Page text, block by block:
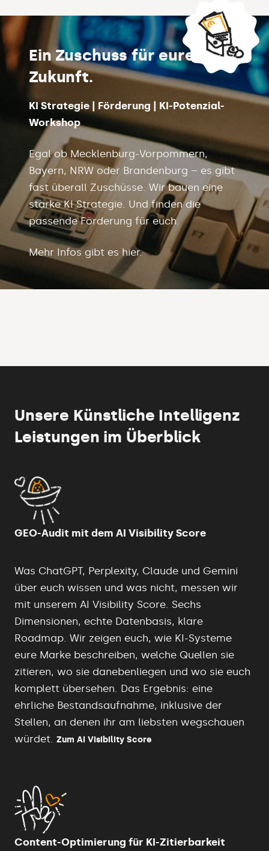
Ein Zuschuss für eure
Zukunft.
KI Strategie | Förderung | KI-Potenzial-
Workshop
Egal ob Mecklenburg-Vorpommern,
Bayern, NRW oder Brandenburg – es gibt
fast überall Zuschüsse. Wir bauen eine
starke KI Strategie. Und finden die
passende Förderung für euch.
Mehr Infos gibt es hier.
Unsere Künstliche Intelligenz
Leistungen im Überblick
GEO-Audit mit dem AI Visibility Score
Was ChatGPT, Perplexity, Claude und Gemini
über euch wissen und was nicht, messen wir
mit unserem AI Visibility Score. Sechs
Dimensionen, echte Datenbasis, klare
Roadmap. Wir zeigen euch, wie KI-Systeme
eure Marke beschreiben, welche Quellen sie
zitieren, wo sie danebenliegen und wo sie euch
komplett übersehen. Das Ergebnis: eine
ehrliche Bestandsaufnahme, inklusive der
Stellen, an denen ihr am liebsten wegschauen
würdet. Zum AI Visibility Score
Content-Optimierung für KI-Zitierbarkeit